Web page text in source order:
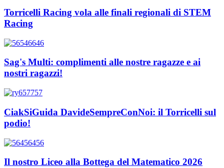
Torricelli Racing vola alle finali regionali di STEM
Racing
Sag's Multi: complimenti alle nostre ragazze e ai
nostri ragazzi!
CiakSiGuida DavideSempreConNoi: il Torricelli sul
podio!
Il nostro Liceo alla Bottega del Matematico 2026